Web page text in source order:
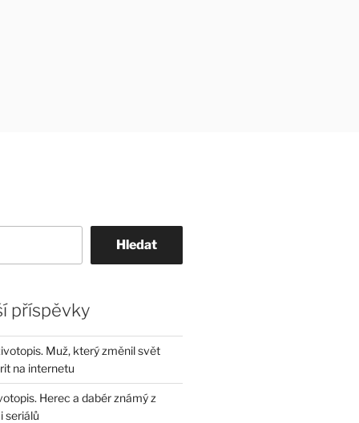
Hledat
příspěvky
Muž, který změnil svět
na internetu
Herec a dabér známý z
seriálů